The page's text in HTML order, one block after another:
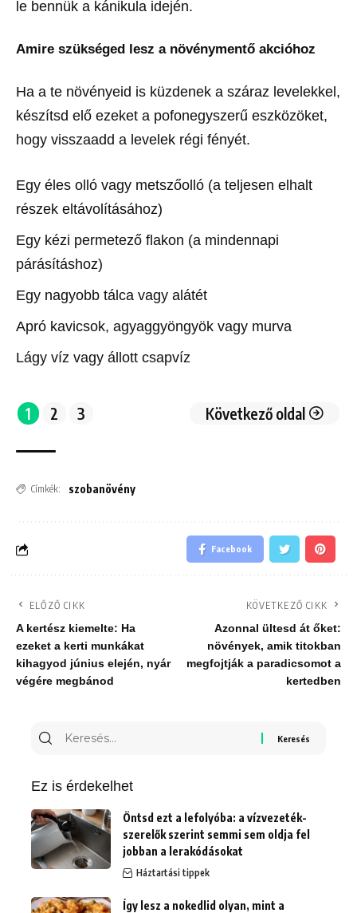
le bennük a kánikula idején.
Amire szükséged lesz a növénymentő akcióhoz
Ha a te növényeid is küzdenek a száraz levelekkel,
készítsd elő ezeket a pofonegyszerű eszközöket,
hogy visszaadd a levelek régi fényét.
Egy éles olló vagy metszőolló (a teljesen elhalt
részek eltávolításához)
Egy kézi permetező flakon (a mindennapi
párásításhoz)
Egy nagyobb tálca vagy alátét
Apró kavicsok, agyaggyöngyök vagy murva
Lágy víz vagy állott csapvíz
1 2 3 Következő oldal
Címkék: szobanövény
Facebook
ELŐZŐ CIKK
A kertész kiemelte: Ha
ezeket a kerti munkákat
kihagyod június elején, nyár
végére megbánod
KÖVETKEZŐ CIKK
Azonnal ültesd át őket:
növények, amik titokban
megfojtják a paradicsomot a
kertedben
Keresés
Ez is érdekelhet
Öntsd ezt a lefolyóba: a vízvezeték-
szerelők szerint semmi sem oldja fel
jobban a lerakódásokat
Háztartási tippek
Így lesz a nokedlid olyan, mint a